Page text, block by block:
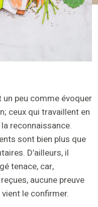
un peu comme évoquer
ceux qui travaillent en
reconnaissance.
sont bien plus que
D’ailleurs, il
tenace, car,
aucune preuve
le confirmer.